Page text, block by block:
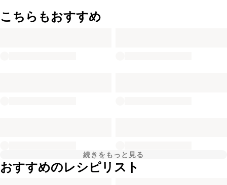
こちらもおすすめ
続きをもっと見る
おすすめのレシピリスト